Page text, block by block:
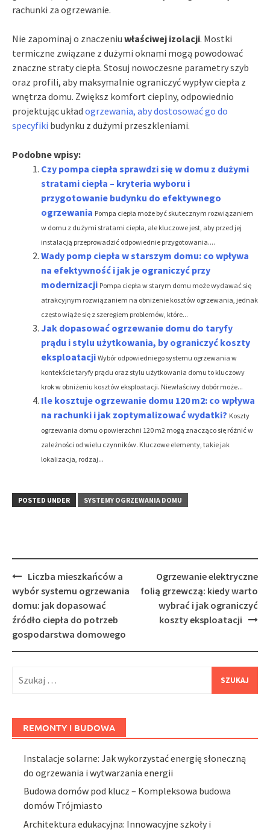
rachunki za ogrzewanie.
Nie zapominaj o znaczeniu właściwej izolacji. Mostki
termiczne związane z dużymi oknami mogą powodować
znaczne straty ciepła. Stosuj nowoczesne parametry szyb
oraz profili, aby maksymalnie ograniczyć wypływ ciepła z
wnętrza domu. Zwiększ komfort cieplny, odpowiednio
projektując układ ogrzewania, aby dostosować go do
specyfiki budynku z dużymi przeszkleniami.
Podobne wpisy:
Czy pompa ciepła sprawdzi się w domu z dużymi
stratami ciepła – kryteria wyboru i
przygotowanie budynku do efektywnego
ogrzewania Pompa ciepła może być skutecznym rozwiązaniem
w domu z dużymi stratami ciepła, ale kluczowe jest, aby przed jej
instalacją przeprowadzić odpowiednie przygotowania....
Wady pomp ciepła w starszym domu: co wpływa
na efektywność i jak je ograniczyć przy
modernizacji Pompa ciepła w starym domu może wydawać się
atrakcyjnym rozwiązaniem na obniżenie kosztów ogrzewania, jednak
często wiąże się z szeregiem problemów, które...
Jak dopasować ogrzewanie domu do taryfy
prądu i stylu użytkowania, by ograniczyć koszty
eksploatacji Wybór odpowiedniego systemu ogrzewania w
kontekście taryfy prądu oraz stylu użytkowania domu to kluczowy
krok w obniżeniu kosztów eksploatacji. Niewłaściwy dobór może...
Ile kosztuje ogrzewanie domu 120 m2: co wpływa
na rachunki i jak zoptymalizować wydatki? Koszty
ogrzewania domu o powierzchni 120 m2 mogą znacząco się różnić w
zależności od wielu czynników. Kluczowe elementy, takie jak
lokalizacja, rodzaj...
POSTED UNDER SYSTEMY OGRZEWANIA DOMU
Post
navigation
Liczba mieszkańców a
wybór systemu ogrzewania
domu: jak dopasować
źródło ciepła do potrzeb
gospodarstwa domowego
Ogrzewanie elektryczne
folią grzewczą: kiedy warto
wybrać i jak ograniczyć
koszty eksploatacji
REMONTY I BUDOWA
Instalacje solarne: Jak wykorzystać energię słoneczną
do ogrzewania i wytwarzania energii
Budowa domów pod klucz – Kompleksowa budowa
domów Trójmiasto
Architektura edukacyjna: Innowacyjne szkoły i